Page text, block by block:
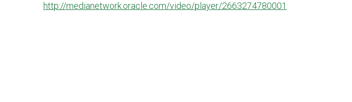
http://medianetwork.oracle.com/video/player/2663274780001